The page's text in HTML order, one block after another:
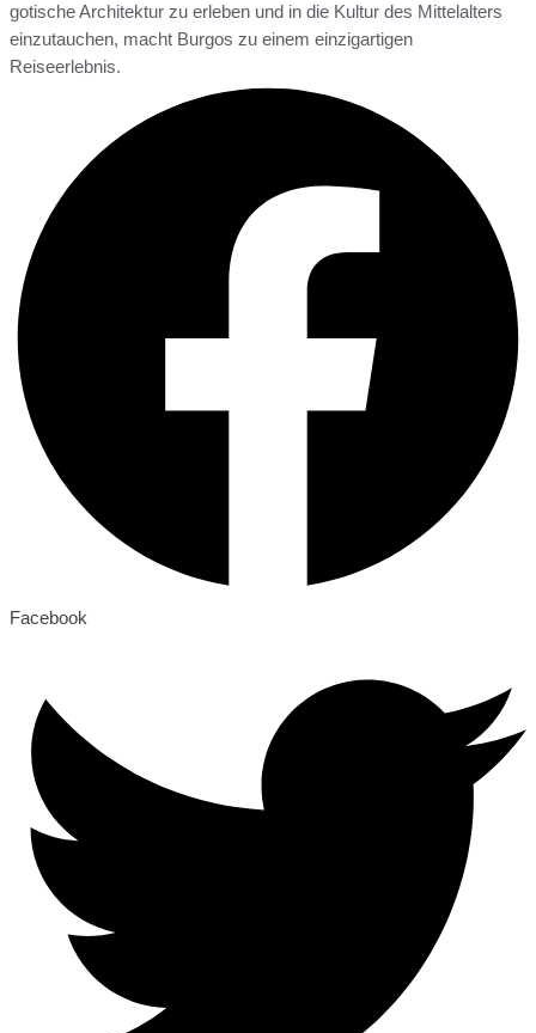
gotische Architektur zu erleben und in die Kultur des Mittelalters
einzutauchen, macht Burgos zu einem einzigartigen
Reiseerlebnis.
Facebook